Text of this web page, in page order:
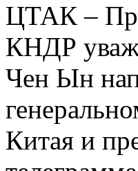
ЦТАК –
КНДР
Чен Ын
Китая и